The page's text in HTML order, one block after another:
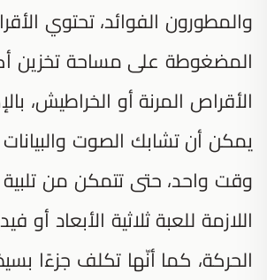
والمطورون الفوائد، تحتوي
المضغوطة على مساحة تخزين
الأقراص المرنة أو الخراطيش،
يمكن أن تشابك الصوت
وقت واحد، حتى تتمكن من تلبية
اللازمة للعبة ثلاثية الأبعاد أو
الحركة، كما أنّها تكلف جزءًا